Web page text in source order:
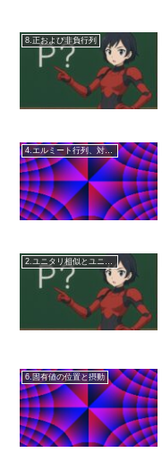
8.正および非負行列
4.エルミート行列、対称行列、合同行列
2.ユニタリ相似とユニタリ同値
6.固有値の位置と摂動